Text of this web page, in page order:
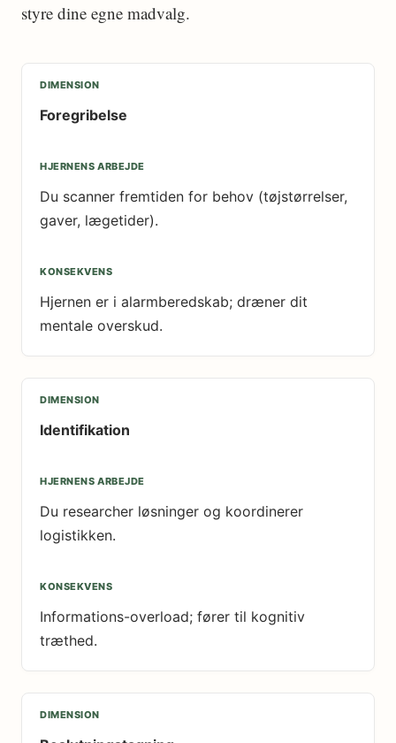
styre dine egne madvalg.
Foregribelse
Du scanner fremtiden for behov (tøjstørrelser,
gaver, lægetider).
Hjernen er i alarmberedskab; dræner dit
mentale overskud.
Identifikation
Du researcher løsninger og koordinerer
logistikken.
Informations-overload; fører til kognitiv
træthed.